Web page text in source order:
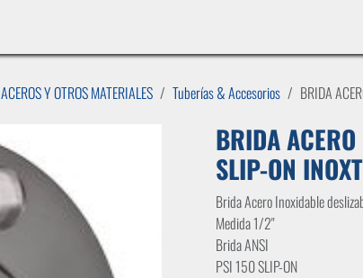
ACEROS Y OTROS MATERIALES Tuberías & Accesorios BRIDA
BRIDA
SLIP-ON
Brida Acero Inoxidable
Medida 1/2"
Brida ANSI
PSI 150 SLIP-ON